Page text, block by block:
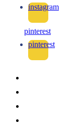
instagram
pinterest
pinterest